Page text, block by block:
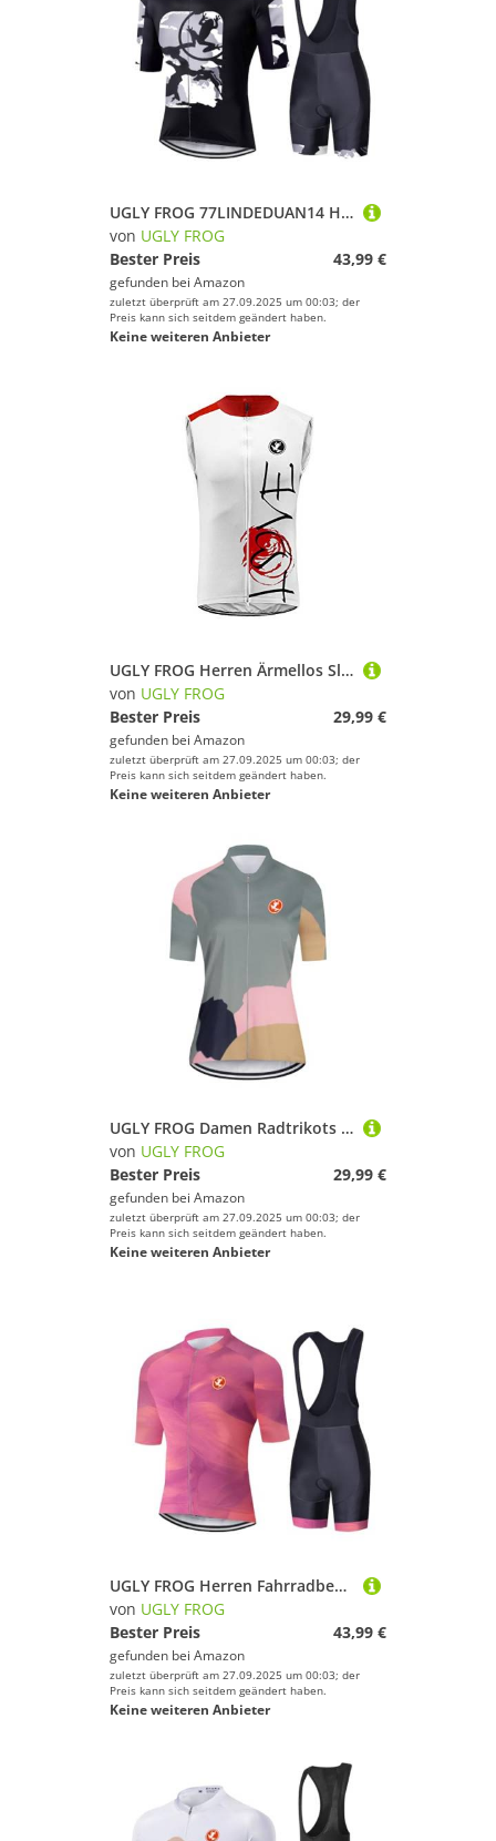
UGLY FROG 77LINDEDUAN14 Herren Fahrradbekleidung Kurzarm MTB Radsportanzüge Radhose Radtrikots mit 3D-Gel-gepolsterten Shorts 2025
von UGLY FROG
Bester Preis
43,99 €
gefunden bei Amazon
zuletzt überprüft am 27.09.2025 um 00:03; der
Preis kann sich seitdem geändert haben.
Keine weiteren Anbieter
UGLY FROG Herren Ärmellos Sleeveless Radtrikot Triathlon Vest Mens Breathable Sleeveless Radtrikot Weste Radfahren Shirts Fahrrad Tops für Fahrrad
von UGLY FROG
Bester Preis
29,99 €
gefunden bei Amazon
zuletzt überprüft am 27.09.2025 um 00:03; der
Preis kann sich seitdem geändert haben.
Keine weiteren Anbieter
UGLY FROG Damen Radtrikots und mountainbik Trikot Trägerhose mit gepolstertem Radset Radbekleidung 2025 77LINDEDUANNV12
von UGLY FROG
Bester Preis
29,99 €
gefunden bei Amazon
zuletzt überprüft am 27.09.2025 um 00:03; der
Preis kann sich seitdem geändert haben.
Keine weiteren Anbieter
UGLY FROG Herren Fahrradbekleidung Kurzarm MTB Radsportanzüge Radhose Radtrikots mit 3D-Gel-gepolsterten Shorts 2025 77LINDEDUAN15
von UGLY FROG
Bester Preis
43,99 €
gefunden bei Amazon
zuletzt überprüft am 27.09.2025 um 00:03; der
Preis kann sich seitdem geändert haben.
Keine weiteren Anbieter